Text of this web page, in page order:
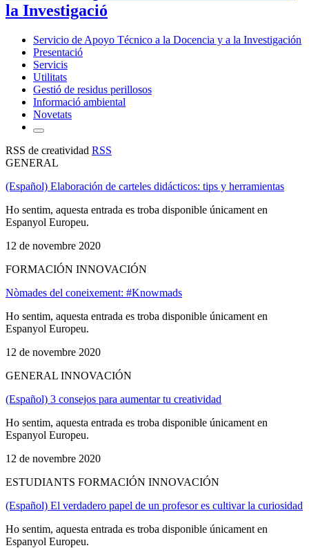
la Investigació
Servicio de Apoyo Técnico a la Docencia y a la Investigación
Presentació
Servicis
Utilitats
Gestió de residus perillosos
Informació ambiental
Novetats
RSS de creatividad RSS
GENERAL
(Español) Elaboración de carteles didácticos: tips y herramientas
Ho sentim, aquesta entrada es troba disponible únicament en
Espanyol Europeu.
12 de novembre 2020
FORMACIÓN INNOVACIÓN
Nòmades del coneixement: #Knowmads
Ho sentim, aquesta entrada es troba disponible únicament en
Espanyol Europeu.
12 de novembre 2020
GENERAL INNOVACIÓN
(Español) 3 consejos para aumentar tu creatividad
Ho sentim, aquesta entrada es troba disponible únicament en
Espanyol Europeu.
12 de novembre 2020
ESTUDIANTS FORMACIÓN INNOVACIÓN
(Español) El verdadero papel de un profesor es cultivar la curiosidad
Ho sentim, aquesta entrada es troba disponible únicament en
Espanyol Europeu.